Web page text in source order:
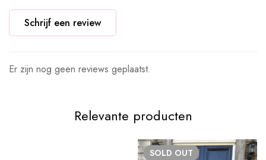
Schrijf een review
Er zijn nog geen reviews geplaatst.
Relevante producten
SOLD OUT